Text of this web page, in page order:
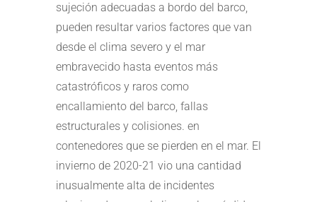
sujeción adecuadas a bordo del barco,
pueden resultar varios factores que van
desde el clima severo y el mar
embravecido hasta eventos más
catastróficos y raros como
encallamiento del barco, fallas
estructurales y colisiones. en
contenedores que se pierden en el mar. El
invierno de 2020-21 vio una cantidad
inusualmente alta de incidentes